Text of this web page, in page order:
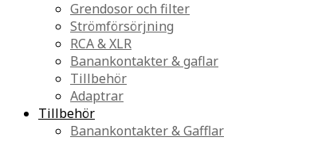
Grendosor och filter
Strömförsörjning
RCA & XLR
Banankontakter & gaflar
Tillbehör
Adaptrar
Tillbehör
Banankontakter & Gafflar